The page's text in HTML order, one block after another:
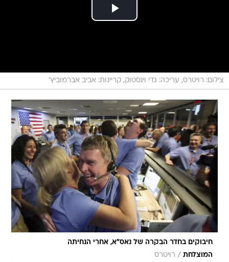
צילום: רויטרס, עריכה: גדי וינסטוק, קריינות: אביב אברמוביץ'
חיבוקים בחדר הבקרה של נאס"א, אחרי הנחיתה
המוצלחת / רויטרס